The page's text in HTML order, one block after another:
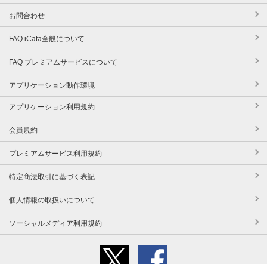
お問合わせ
FAQ iCata全般について
FAQ プレミアムサービスについて
アプリケーション動作環境
アプリケーション利用規約
会員規約
プレミアムサービス利用規約
特定商法取引に基づく表記
個人情報の取扱いについて
ソーシャルメディア利用規約